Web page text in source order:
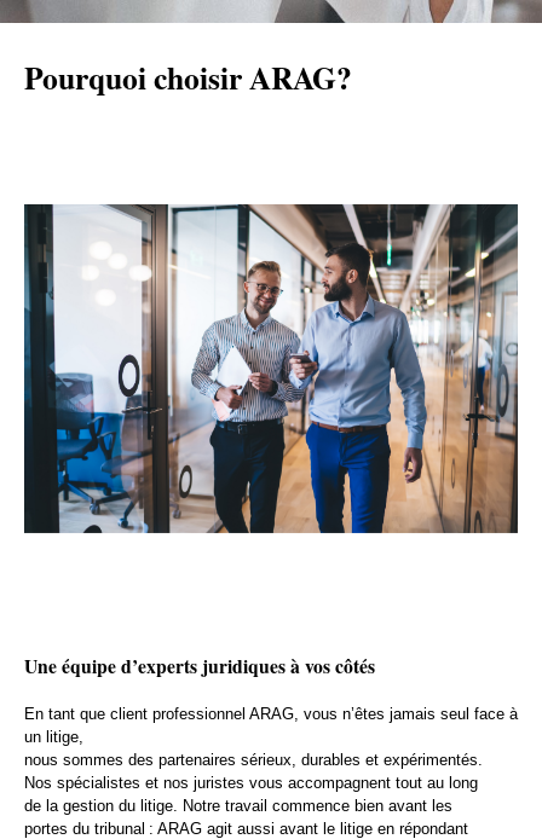
Pourquoi choisir ARAG?
Une équipe d’experts juridiques à vos côtés
En tant que client professionnel ARAG, vous n’êtes jamais seul face à
un litige,
nous sommes des partenaires sérieux, durables et expérimentés.
Nos spécialistes et nos juristes vous accompagnent tout au long
de la gestion du litige. Notre travail commence bien avant les
portes du tribunal : ARAG agit aussi avant le litige en répondant